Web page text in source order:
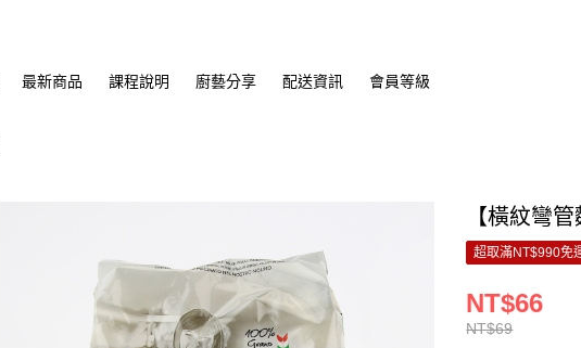
最新商品 課程說明 廚藝分享 配送資訊 會員等級
【橫紋彎
超取滿NT$990免
NT$69
NT$66